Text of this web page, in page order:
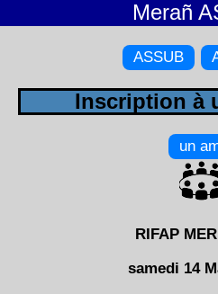
Merañ
ASSUB
Inscription à
un
RIFAP
samedi 14